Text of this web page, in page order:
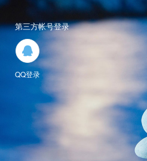
第三方帐号登录

QQ登录